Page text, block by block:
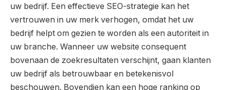
uw bedrijf. Een effectieve SEO-strategie kan het
vertrouwen in uw merk verhogen, omdat het uw
bedrijf helpt om gezien te worden als een autoriteit in
uw branche. Wanneer uw website consequent
bovenaan de zoekresultaten verschijnt, gaan klanten
uw bedrijf als betrouwbaar en betekenisvol
beschouwen. Bovendien kan een hoge ranking op